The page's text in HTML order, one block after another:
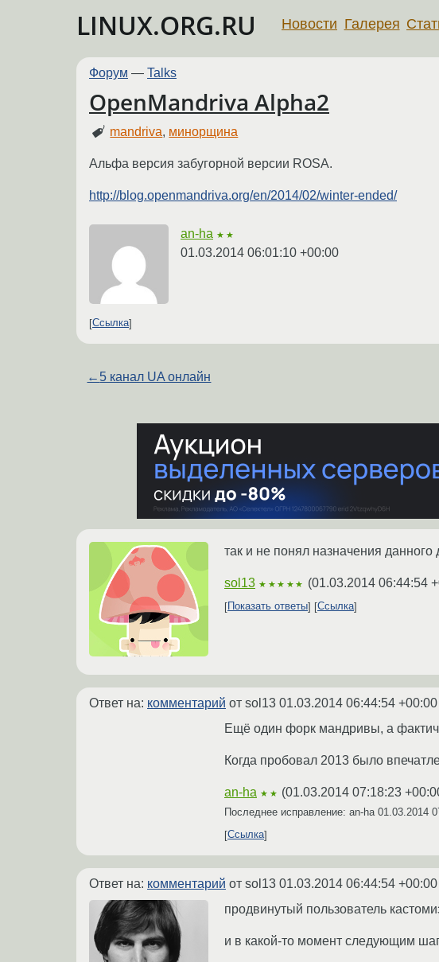
LINUX.ORG.RU Новости Галерея
Форум — Talks
OpenMandriva Alpha2
mandriva, минорщина
Альфа версия забугорной версии ROSA.
http://blog.openmandriva.org/en/2014/02/winter-ended/
an-ha ★★
01.03.2014 06:01:10 +00:00
Ссылка
← 5 канал UA онлайн
так и не понял назначения данного
sol13 ★★★★★ (01.03.2014 06:44:54
Показать ответы Ссылка
Ответ на: комментарий от sol13 01.03.2014 06:44:54 +00:00
Ещё один форк мандривы, а
Когда пробовал 2013 было
an-ha ★★ (01.03.2014 07:18:23
Последнее исправление: an-ha 01.03.2014
Ссылка
Ответ на: комментарий от sol13 01.03.2014 06:44:54 +00:00
продвинутый пользователь
и в какой-то момент следующим